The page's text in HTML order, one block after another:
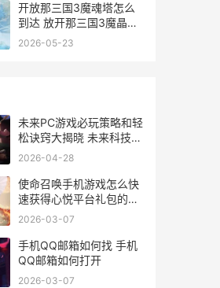
开放那三国3魔魂塔怎么
到达 放开那三国3魔晶怎
么获得
2026-05-23
未来PC游戏必玩策略和轻
松诀窍大揭晓 未来科技的
电脑游戏
2026-04-28
使命召唤手机游戏怎么快
速获得心悦平台礼包的完
美策略 使命召唤手游视频
2026-03-07
手机QQ邮箱如何找 手机
QQ邮箱如何打开
2026-03-07